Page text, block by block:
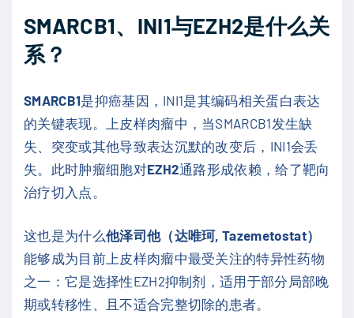
SMARCB1、INI1与EZH2是什么关
系？
SMARCB1是抑癌基因，INI1是其编码相关蛋白表达
的关键表现。上皮样肉瘤中，当SMARCB1发生缺
失、突变或其他导致表达沉默的改变后，INI1会丢
失。此时肿瘤细胞对EZH2通路形成依赖，给了靶向
治疗切入点。
这也是为什么他泽司他（达唯珂, Tazemetostat）
能够成为目前上皮样肉瘤中最受关注的特异性药物
之一：它是选择性EZH2抑制剂，适用于部分局部晚
期或转移性、且不适合完整切除的患者。